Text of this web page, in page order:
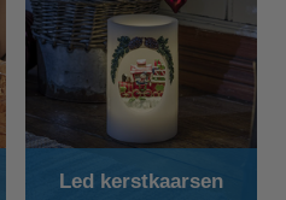
Led kerstkaarsen